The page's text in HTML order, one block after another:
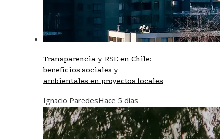
Transparencia y RSE en Chile:
beneficios sociales y
ambientales en proyectos locales
Ignacio ParedesHace 5 días